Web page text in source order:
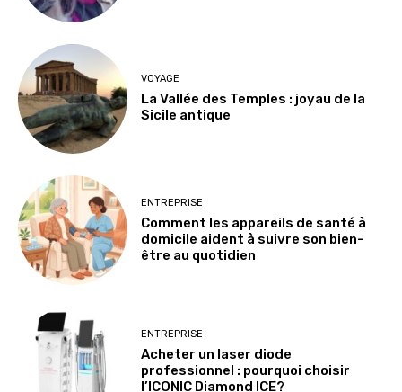
VOYAGE
La Vallée des Temples : joyau de la
Sicile antique
ENTREPRISE
Comment les appareils de santé à
domicile aident à suivre son bien-
être au quotidien
ENTREPRISE
Acheter un laser diode
professionnel : pourquoi choisir
l’ICONIC Diamond ICE?